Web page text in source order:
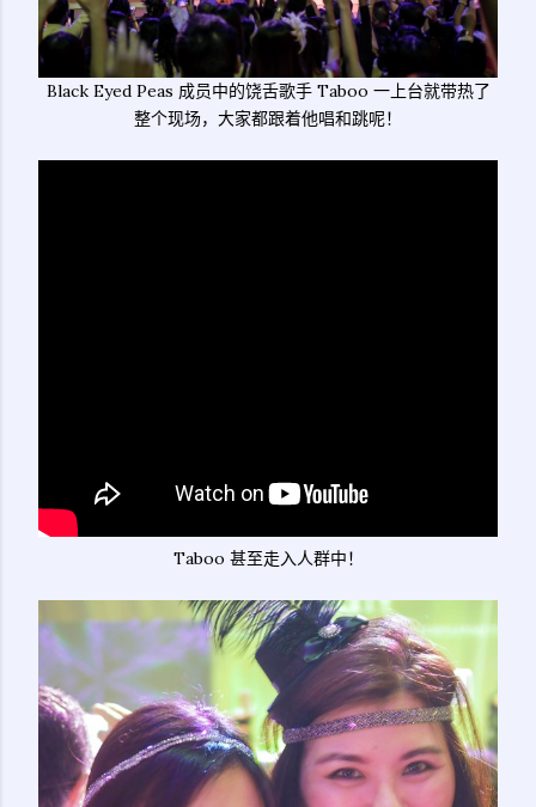
Black Eyed Peas 成员中的饶舌歌手 Taboo 一上台就带热了
整个现场，大家都跟着他唱和跳呢！
Taboo 甚至走入人群中！